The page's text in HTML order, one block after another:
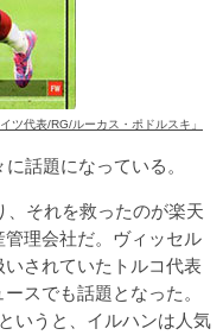
ツ代表/RG/ルーカス・ポドルスキ」
話題になっている。
それを救ったのが楽天
理会社だ。ヴィッセル
されていたトルコ代表
スでも話題となった。
いうと、イルハンは人気